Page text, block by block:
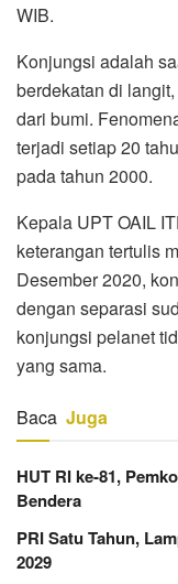
WIB.
Konjungsi adalah
berdekatan di
dari bumi.
terjadi setiap 20
pada tahun 2000.
Kepala UPT OAIL
keterangan tertulis
Desember 2020,
dengan separasi
konjungsi pelanet
yang sama.
Baca Juga
HUT RI ke-81,
Bendera
PRI Satu Tahun,
2029